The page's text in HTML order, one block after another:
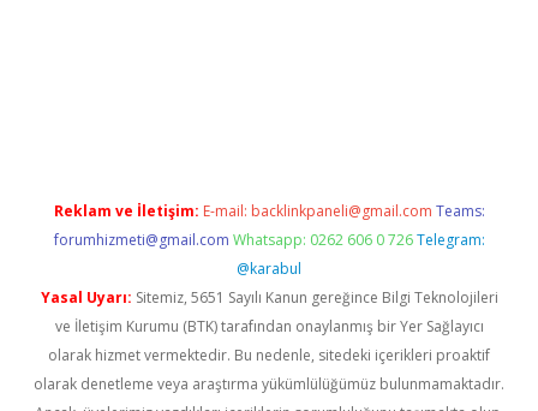
Reklam ve İletişim: E-mail: backlinkpaneli@gmail.com Teams:
forumhizmeti@gmail.com Whatsapp: 0262 606 0 726 Telegram:
@karabul
Yasal Uyarı: Sitemiz, 5651 Sayılı Kanun gereğince Bilgi Teknolojileri
ve İletişim Kurumu (BTK) tarafından onaylanmış bir Yer Sağlayıcı
olarak hizmet vermektedir. Bu nedenle, sitedeki içerikleri proaktif
olarak denetleme veya araştırma yükümlülüğümüz bulunmamaktadır.